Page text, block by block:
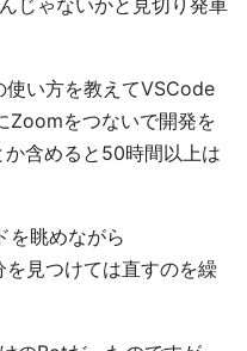
い方を教えてVSCode
Zoomをつないで開発を
含めると50時間以上は
を眺めながら
見つけては直すのを繰